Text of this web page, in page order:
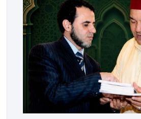
المشرفة على المسابقة، المختار